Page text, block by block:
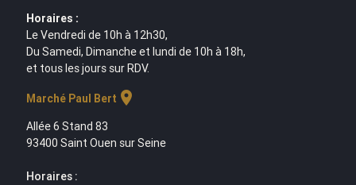
Horaires :
Le Vendredi de 10h à 12h30,
Du Samedi, Dimanche et lundi de 10h à 18h,
et tous les jours sur RDV.
Marché Paul Bert location_on
Allée 6 Stand 83
93400 Saint Ouen sur Seine
Horaires :